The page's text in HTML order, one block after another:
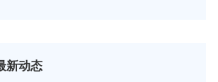
新动态